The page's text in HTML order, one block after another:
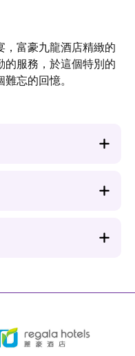
，富豪九龍酒店精緻的
的服務，於這個特別的
忘的回憶。